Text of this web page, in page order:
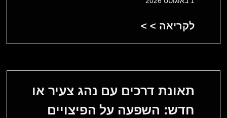
לקריאה > >
תאונת דרכים עם נהג צעיר או
חדש: השפעה על הפיצויים